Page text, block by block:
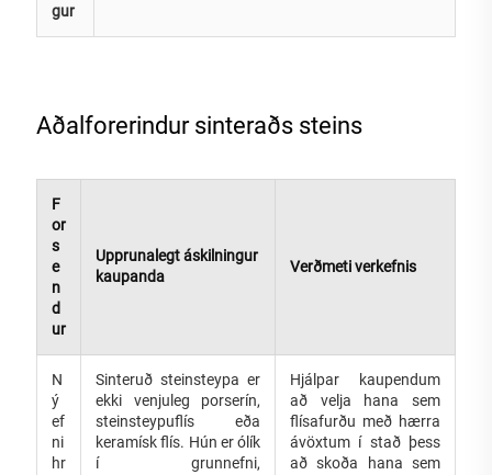
gur
Aðalforerindur sinteraðs steins
F
or
s
e
n
d
ur
Upprunalegt áskilningur
kaupanda
Verðmeti verkefnis
N
ý
ef
ni
hr
Sinteruð steinsteypa er
ekki venjuleg porserín,
steinsteypuflís eða
keramísk flís. Hún er ólík
í grunnefni,
Hjálpar kaupendum
að velja hana sem
flísafurðu með hærra
ávöxtum í stað þess
að skoða hana sem